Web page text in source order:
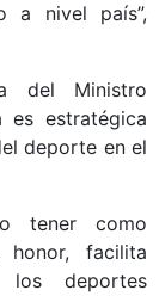
a nivel país”,
del Ministro
es estratégica
deporte en el
tener como
facilita
deportes